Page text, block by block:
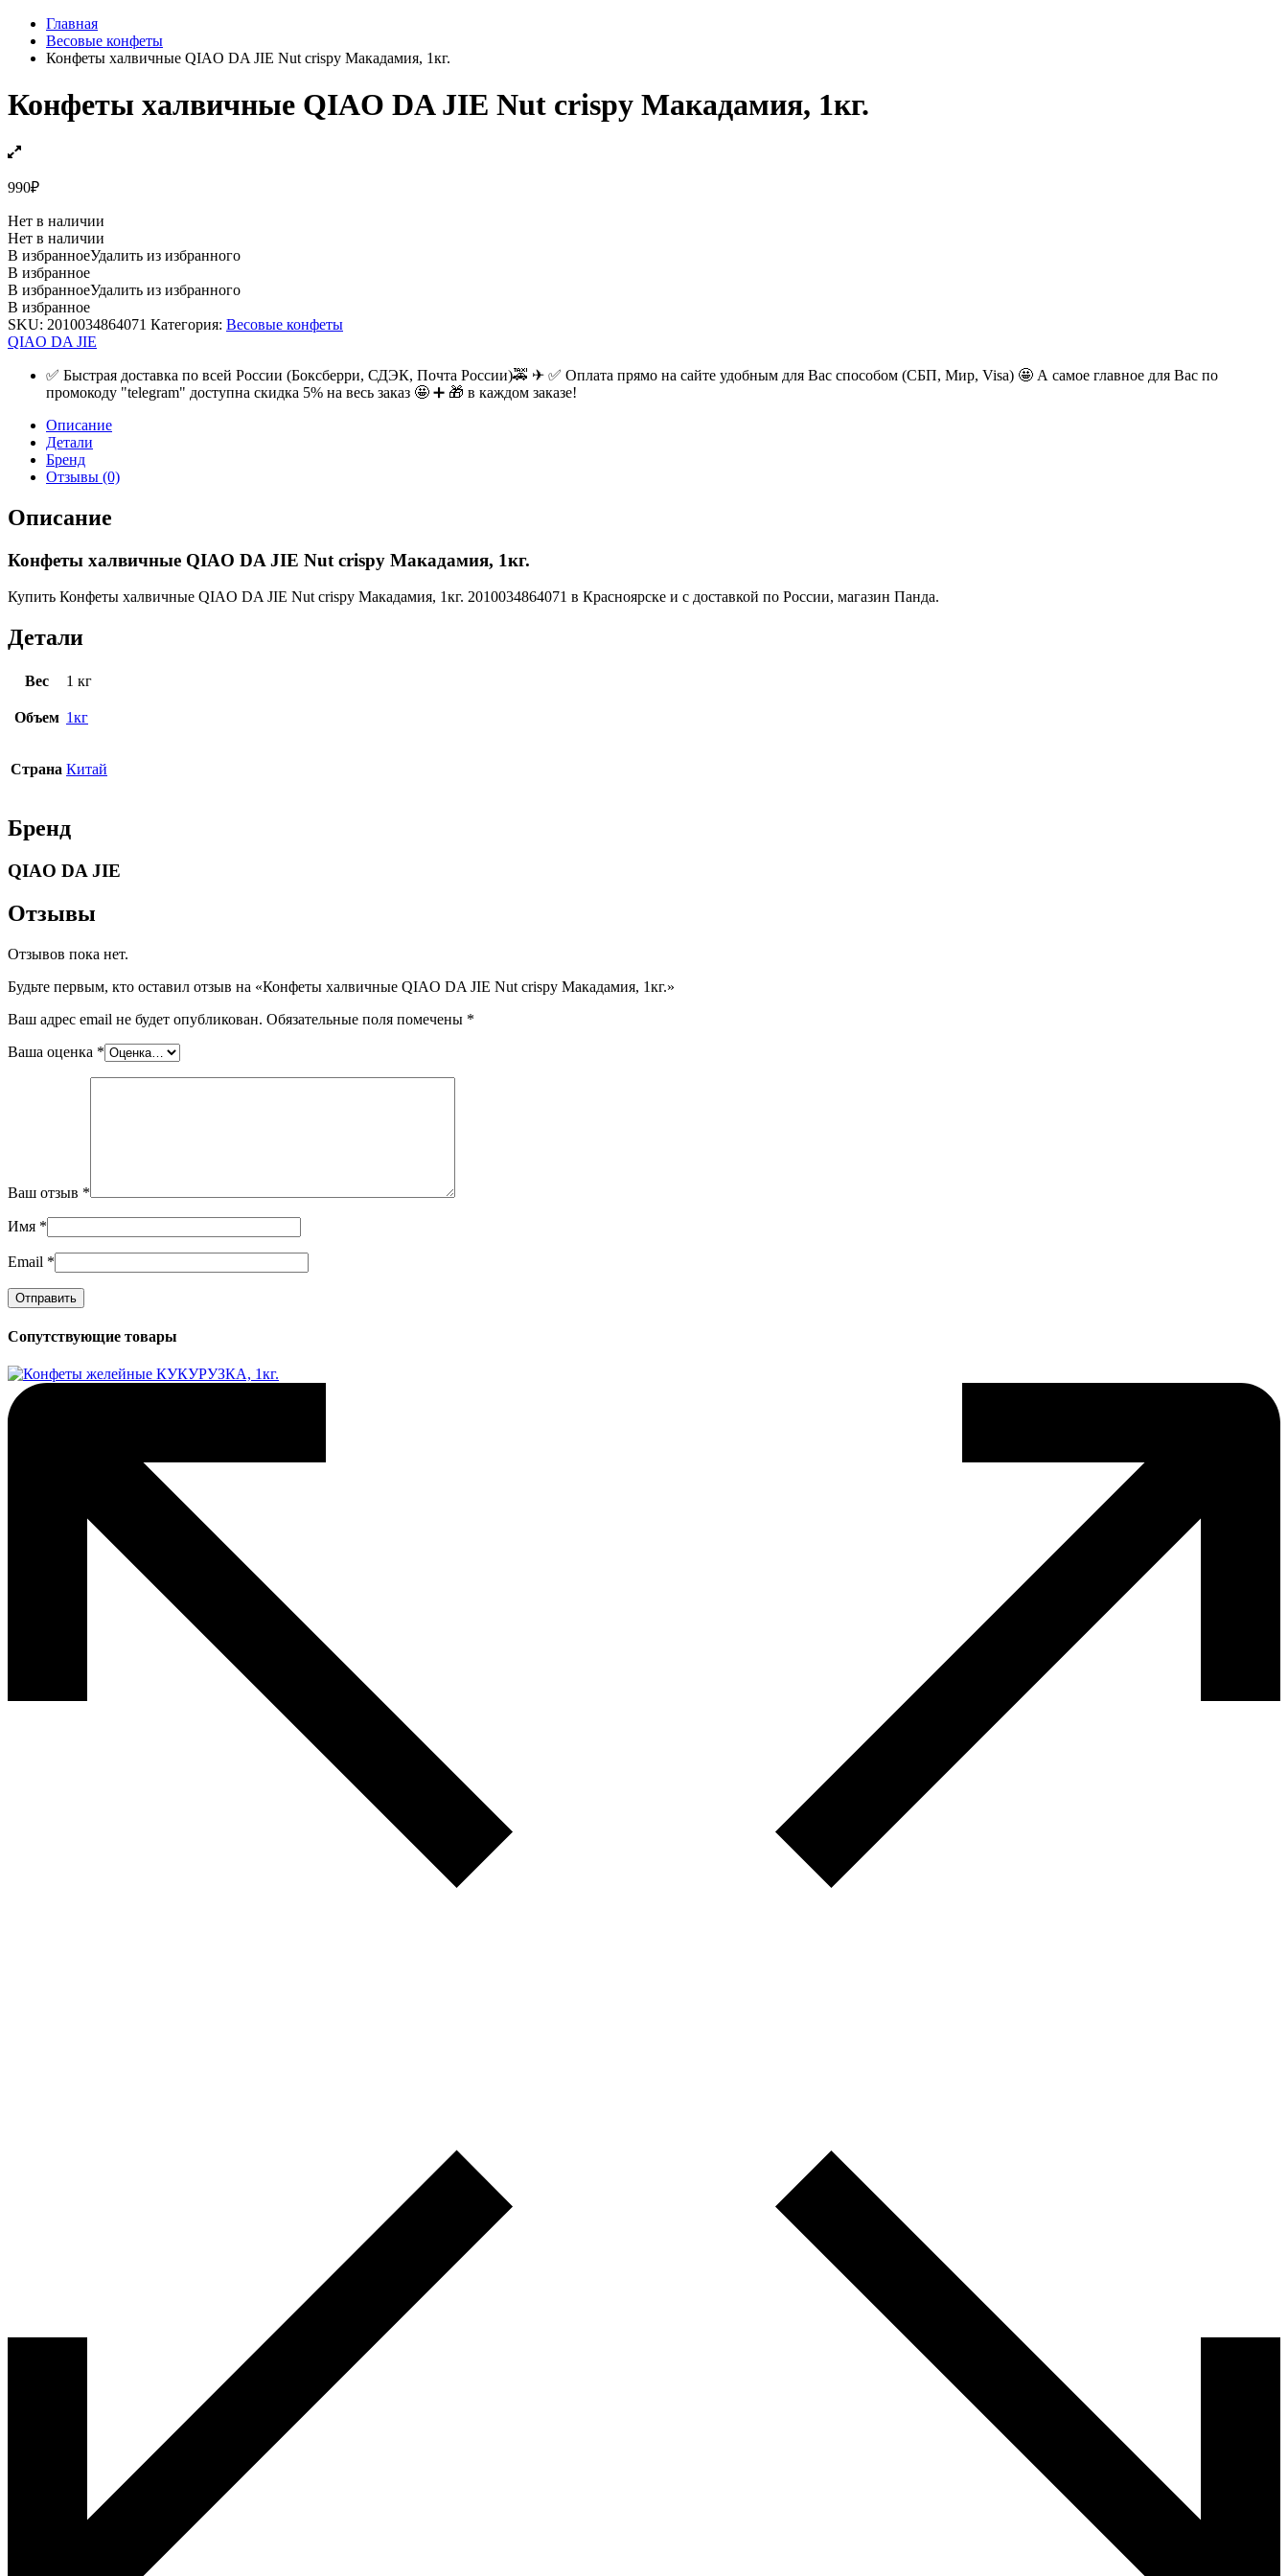
Главная
Весовые конфеты
Конфеты халвичные QIAO DA JIE Nut crispy Макадамия, 1кг.
Конфеты халвичные QIAO DA JIE Nut crispy Макадамия, 1кг.
990₽
Нет в наличии
Нет в наличии
В избранноеУдалить из избранного
В избранное
В избранноеУдалить из избранного
В избранное
SKU: 2010034864071 Категория: Весовые конфеты
QIAO DA JIE
✅ Быстрая доставка по всей России (Боксберри, СДЭК, Почта России)🚕 ✈ ✅ Оплата прямо на сайте удобным для Вас способом (СБП, Мир, Visa) 🤩 А самое главное для Вас по
промокоду "telegram" доступна скидка 5% на весь заказ 🤩 ➕ 🎁 в каждом заказе!
Описание
Детали
Бренд
Отзывы (0)
Описание
Конфеты халвичные QIAO DA JIE Nut crispy Макадамия, 1кг.
Купить Конфеты халвичные QIAO DA JIE Nut crispy Макадамия, 1кг. 2010034864071 в Красноярске и с доставкой по России, магазин Панда.
Детали
Вес 1 кг
Объем 1кг
Страна Китай
Бренд
QIAO DA JIE
Отзывы
Отзывов пока нет.
Будьте первым, кто оставил отзыв на «Конфеты халвичные QIAO DA JIE Nut crispy Макадамия, 1кг.»
Ваш адрес email не будет опубликован. Обязательные поля помечены *
Ваша оценка *
Ваш отзыв *
Имя *
Email *
Сопутствующие товары